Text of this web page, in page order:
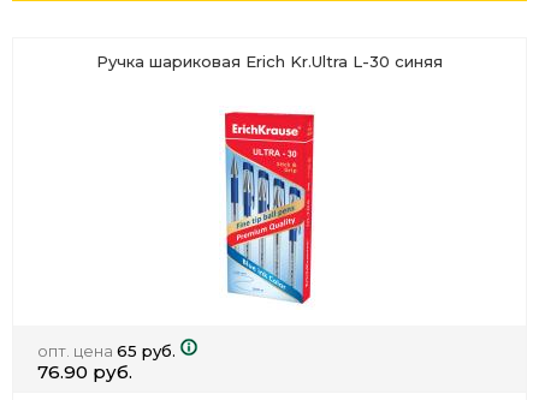
Ручка шариковая Erich Kr.Ultra L-30 синяя
опт. цена 65 руб.
76.90 руб.